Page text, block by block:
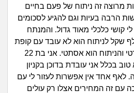
מתחם הטיפים
מדורים
זוגיות
היריון ולידה
חיפוש שאלות
הרשמה | התחברות
מרוצה זה ניתוח של פעם בחיים
הרבה בעיות וגם להגיע לסכומים
קושי כלכלי מאוד גדול. והמנתח
רוצה לוקח 35 אלף שקל לניתוח הוא לא עובד עם קופת
חולים ואין לי ביטוח פרטי והניתוח הוא אסתטי. אני בת 22
בכלל אני עובדת בדוכן בקניון
לשעה. לאף אחד אין אפשרות לעזור לי עם
עם זה המחירים אצלו רק עולים